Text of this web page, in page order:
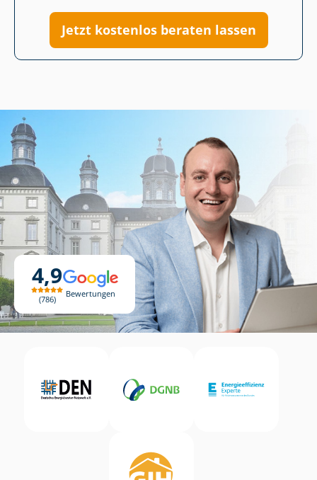
4,9
786
Bewertungen
Jetzt kostenlos beraten lassen